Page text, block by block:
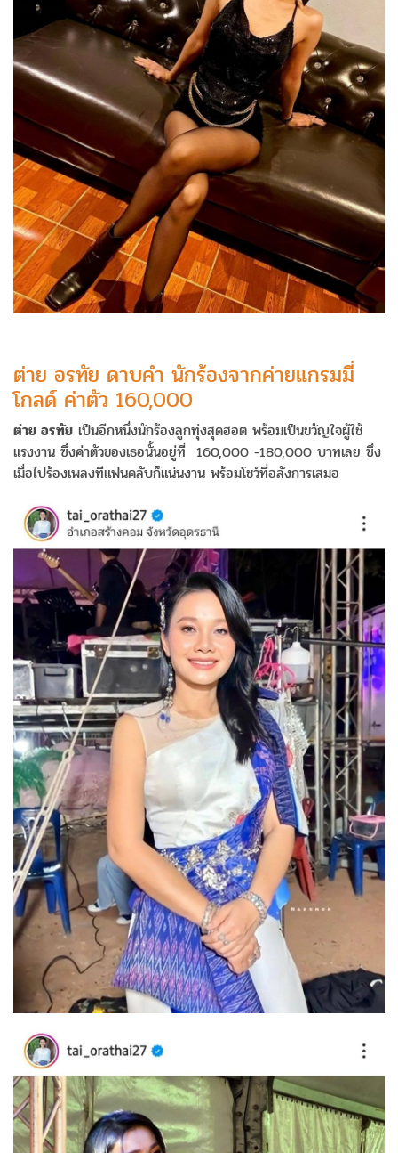
ต่าย อรทัย ดาบคำ นักร้องจากค่ายแกรมมี่
โกลด์ ค่าตัว 160,000
ต่าย อรทัย เป็นอีกหนึ่งนักร้องลูกทุ่งสุดฮอต พร้อมเป็นขวัญใจผู้ใช้
แรงงาน ซึ่งค่าตัวของเธอนั้นอยู่ที่ 160,000 -180,000 บาทเลย ซึ่ง
เมื่อไปร้องเพลงทีแฟนคลับก็แน่นงาน พร้อมโชว์ที่อลังการเสมอ